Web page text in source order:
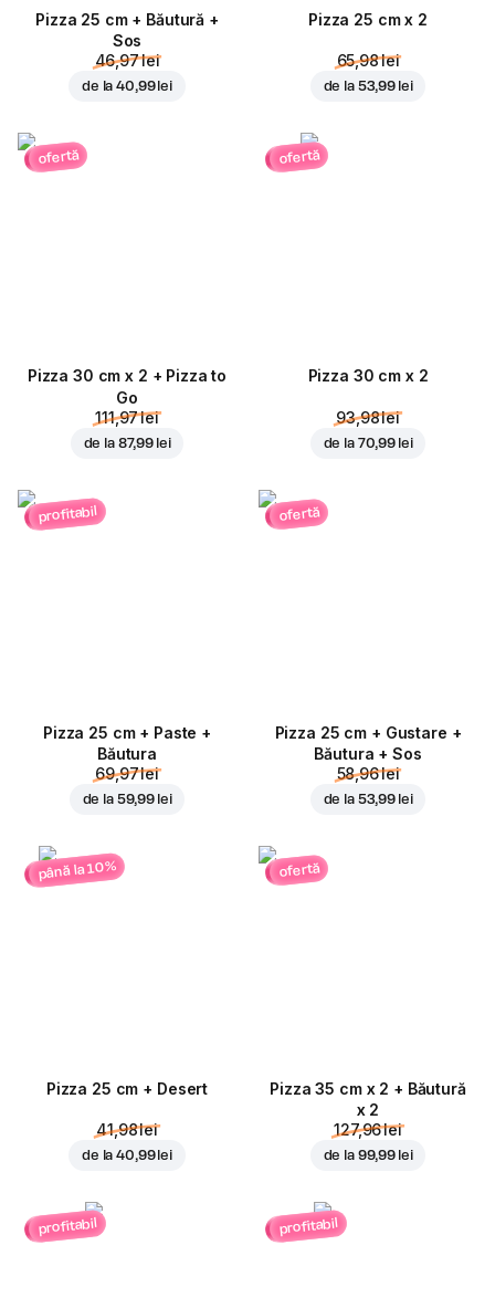
Pizza 25 cm + Băutură +
Sos
46,97 lei
de la40,99 lei
Pizza 25 cm x 2
65,98 lei
de la 53,99 lei
ofertă
Pizza 30 cm x 2 + Pizza to
Go
111,97 lei
de la 87,99 lei
ofertă
Pizza 30 cm x 2
93,98 lei
de la 70,99 lei
profitabil
Pizza 25 cm + Paste +
Băutura
69,97 lei
de la 59,99 lei
ofertă
Pizza 25 cm + Gustare +
Băutura + Sos
58,96 lei
de la 53,99 lei
până la 10%
Pizza 25 cm + Desert
41,98 lei
de la40,99 lei
ofertă
Pizza 35 cm x 2 + Băutură
x 2
127,96 lei
de la 99,99 lei
profitabil profitabil